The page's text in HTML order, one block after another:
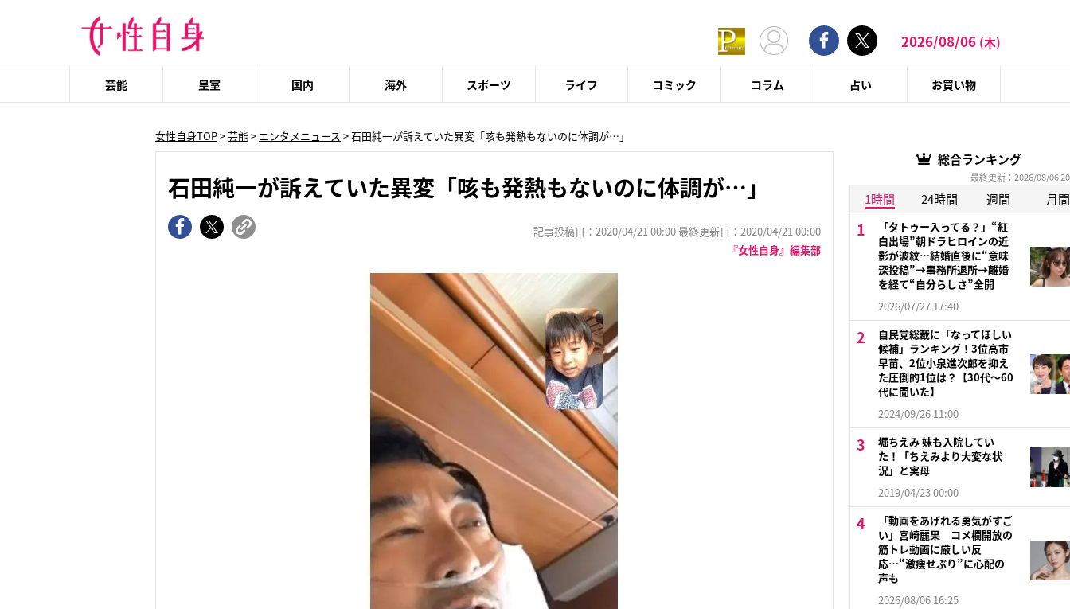
2026/08/06 (木)
芸能 皇室 国内 海外 スポーツ ライフ コミック コラム 占い お買い物
女性自身TOP>芸能> エンタメニュース > 石田純一が訴えていた異変「咳も発熱もないのに体調が…」
石田純一が訴えていた異変「咳も発熱もないのに体調が…」
記事投稿日：2020/04/21 00:00 最終更新日：2020/04/21 00:00
『女性自身』編集部
総合ランキング
最終更新：2026/08/06
1時間 24時間 週間 月間
「タトゥー入ってる？」“紅
白出場”朝ドラヒロインの近
影が波紋…結婚直後に“意味
深投稿”→事務所退所→離婚
を経て“自分らしさ”全開
2026/07/27 17:40
自民党総裁に「なってほしい
候補」ランキング！3位高市
早苗、2位小泉進次郎を抑え
た圧倒的1位は？【30代〜60
代に聞いた】
2024/09/26 11:00
堀ちえみ 妹も入院してい
た！「ちえみより大変な状
況」と実母
2019/04/23 00:00
「動画をあげれる勇気がすご
い」宮崎麗果 コメ欄開放の
筋トレ動画に厳しい反
応…“激痩せぶり”に心配の
声も
2026/08/06 16:25